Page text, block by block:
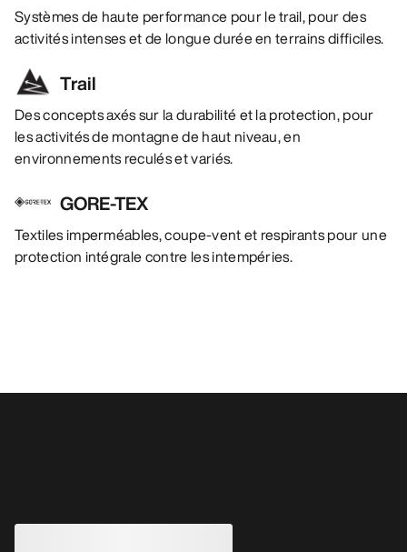
Systèmes de haute performance pour le trail, pour des
activités intenses et de longue durée en terrains difficiles.
Trail
Des concepts axés sur la durabilité et la protection, pour
les activités de montagne de haut niveau, en
environnements reculés et variés.
GORE-TEX
Textiles imperméables, coupe-vent et respirants pour une
protection intégrale contre les intempéries.